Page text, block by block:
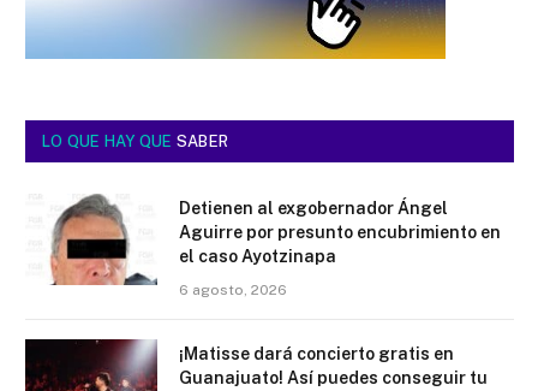
LO QUE HAY QUE SABER
Detienen al exgobernador Ángel
Aguirre por presunto encubrimiento en
el caso Ayotzinapa
6 agosto, 2026
¡Matisse dará concierto gratis en
Guanajuato! Así puedes conseguir tu